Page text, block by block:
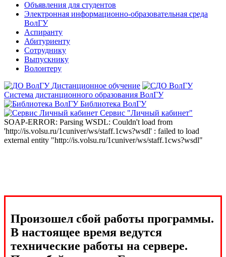
Объявления для студентов
Электронная информационно-образовательная среда
ВолГУ
Аспиранту
Абитуриенту
Сотруднику
Выпускнику
Волонтеру
Дистанционное обучение
Система дистанционного образования ВолГУ
Библиотека ВолГУ
Сервис "Личный кабинет"
SOAP-ERROR: Parsing WSDL: Couldn't load from
'http://is.volsu.ru/1cuniver/ws/staff.1cws?wsdl' : failed to load
external entity "http://is.volsu.ru/1cuniver/ws/staff.1cws?wsdl"
Произошел сбой работы программы.
В настоящее время ведутся
технические работы на сервере.